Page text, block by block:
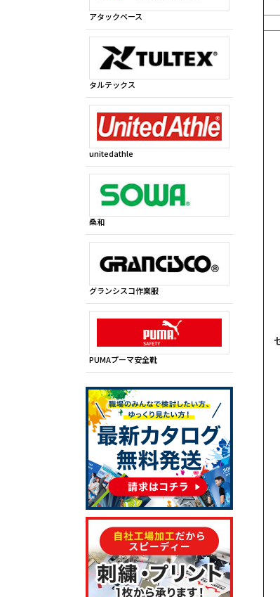
アタックベース
タルテックス
unitedathle
桑和
グランシスコ作業服
PUMAプーマ安全靴